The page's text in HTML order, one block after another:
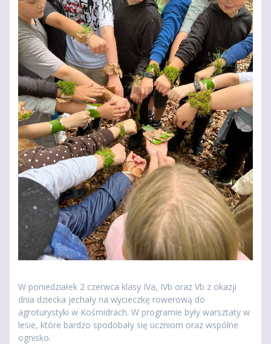
W poniedziałek 2 czerwca klasy IVa, IVb oraz Vb z okazji
dnia dziecka jechały na wycieczkę rowerową do
agroturystyki w Kośmidrach. W programie były warsztaty w
lesie, które bardzo spodobały się uczniom oraz wspólne
ognisko.